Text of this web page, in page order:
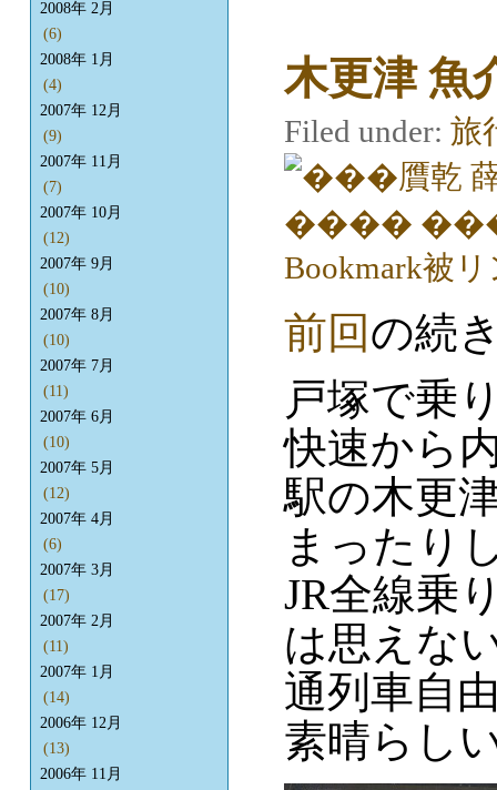
木更津 魚
Filed under: 旅
前回の続
戸塚で乗
快速から
駅の木更
まったり
JR全線乗
は思えな
通列車自
素晴らし
2008年 2月
(6)
2008年 1月
(4)
2007年 12月
(9)
2007年 11月
(7)
2007年 10月
(12)
2007年 9月
(10)
2007年 8月
(10)
2007年 7月
(11)
2007年 6月
(10)
2007年 5月
(12)
2007年 4月
(6)
2007年 3月
(17)
2007年 2月
(11)
2007年 1月
(14)
2006年 12月
(13)
2006年 11月